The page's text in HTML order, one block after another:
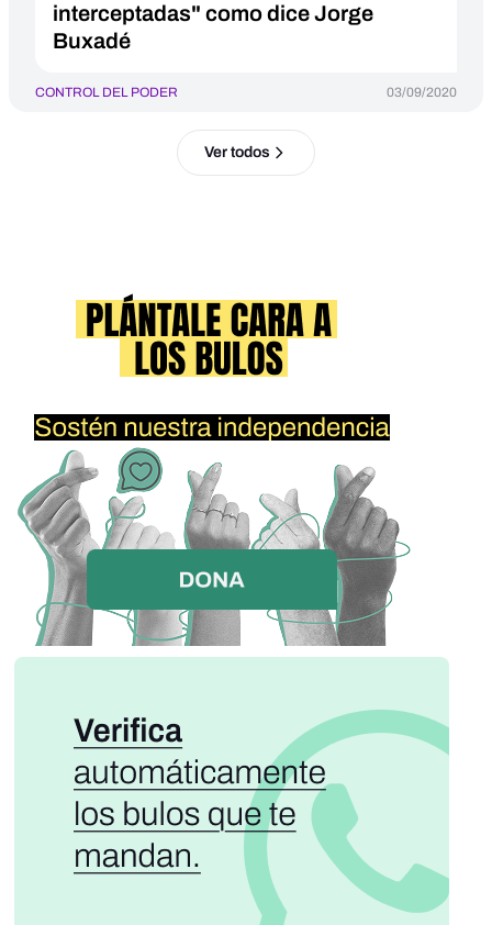
interceptadas" como dice Jorge
Buxadé
CONTROL DEL PODER 03/09/2020
Ver todos